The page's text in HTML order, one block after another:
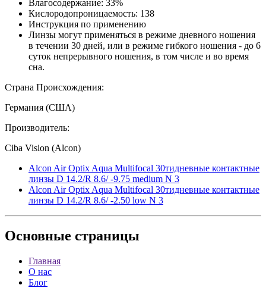
Влагосодержание: 33%
Кислородопроницаемость: 138
Инструкция по применению
Линзы могут применяться в режиме дневного ношения
в течении 30 дней, или в режиме гибкого ношения - до 6
суток непрерывного ношения, в том числе и во время
сна.
Страна Происхождения:
Германия (США)
Производитель:
Ciba Vision (Alcon)
Alcon Air Optix Aqua Multifocal 30тидневные контактные
линзы D 14.2/R 8.6/ -9.75 medium N 3
Alcon Air Optix Aqua Multifocal 30тидневные контактные
линзы D 14.2/R 8.6/ -2.50 low N 3
Основные страницы
Главная
О нас
Блог